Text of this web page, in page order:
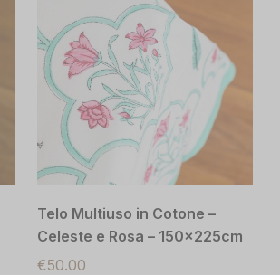
Telo Multiuso in Cotone –
Celeste e Rosa – 150x225cm
€50.00